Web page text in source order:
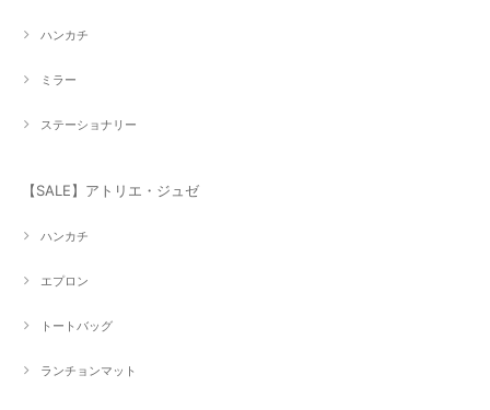
ハンカチ
ミラー
ステーショナリー
【SALE】アトリエ・ジュゼ
ハンカチ
エプロン
トートバッグ
ランチョンマット